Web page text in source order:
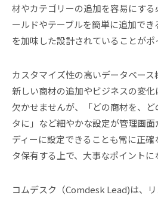
材やカテゴリーの追加を容易にする
ールドやテーブルを簡単に追加で
を加味した設計されていることがポ
カスタマイズ性の高いデータベース
新しい商材の追加やビジネスの変
欠かせませんが、「どの商材を、
タに」など細やかな設定が管理画
ディーに設定できることも常に正
タ保有する上で、大事なポイントに
コムデスク（Comdesk Lead)は、